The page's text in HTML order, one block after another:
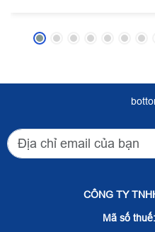
CÔNG TY
Mã số thuế: